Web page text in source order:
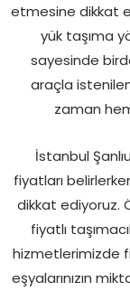
etmesine dikkat
yük taşıma
sayesinde
araçla
zaman
İstanbul
fiyatları
dikkat ediyoruz.
fiyatlı
hizmetlerimizde
eşyalarınızın